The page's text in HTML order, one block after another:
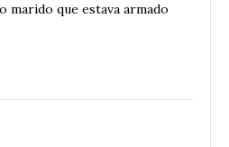
marido que estava armado